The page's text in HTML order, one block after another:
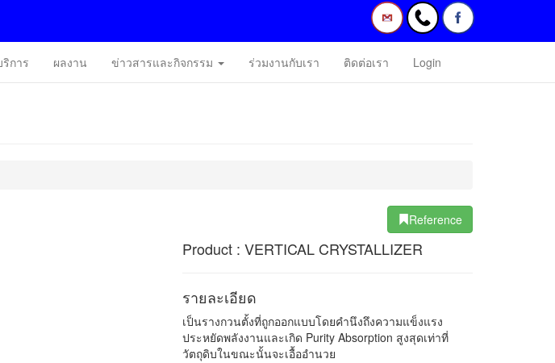
การ ผลงาน ข่าวสารและกิจกรรม ร่วมงานกับเรา ติดต่อเรา Login
Reference
Product : VERTICAL CRYSTALLIZER
รายละเอียด
เป็นรางกวนตั้งที่ถูกออกแบบโดยคำนึงถึงความแข็งแรง
ประหยัดพลังงานและเกิด Purity Absorption สูงสุดเท่าที่
วัตถุดิบในขณะนั้นจะเอื้ออำนวย